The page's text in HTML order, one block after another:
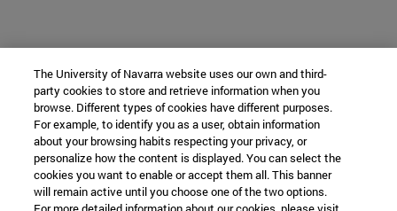
The University of Navarra website uses our own and third-
party cookies to store and retrieve information when you
browse. Different types of cookies have different purposes.
For example, to identify you as a user, obtain information
about your browsing habits respecting your privacy, or
personalize how the content is displayed. You can select the
cookies you want to enable or accept them all. This banner
will remain active until you choose one of the two options.